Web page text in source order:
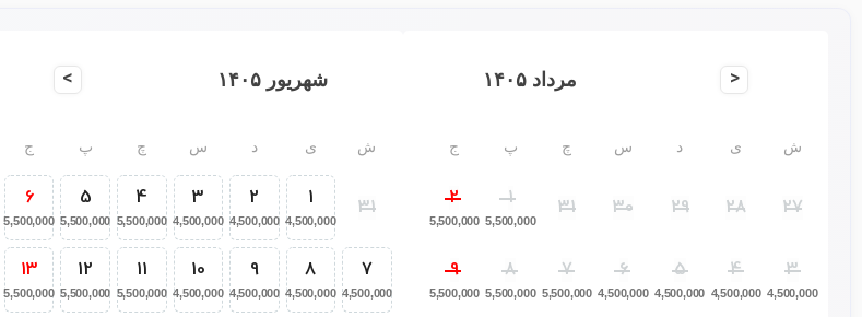
< مرداد ۱۴۰۵
ش ی د س چ پ ج
27
28
29
30
31
1
5,500,000
2
5,500,000
3
4,500,000
4
4,500,000
5
4,500,000
6
4,500,000
7
5,500,000
8
5,500,000
9
5,500,000
شهریور ۱۴۰۵ >
ش ی د س چ پ ج
31
1
4,500,000
2
4,500,000
3
4,500,000
4
5,500,000
5
5,500,000
6
5,500,000
7
4,500,000
8
4,500,000
9
4,500,000
10
4,500,000
11
5,500,000
12
5,500,000
13
5,500,000